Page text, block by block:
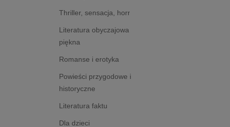
Thriller, sensacja, horror
Literatura obyczajowa i
piękna
Romanse i erotyka
Powieści przygodowe i
historyczne
Literatura faktu
Dla dzieci